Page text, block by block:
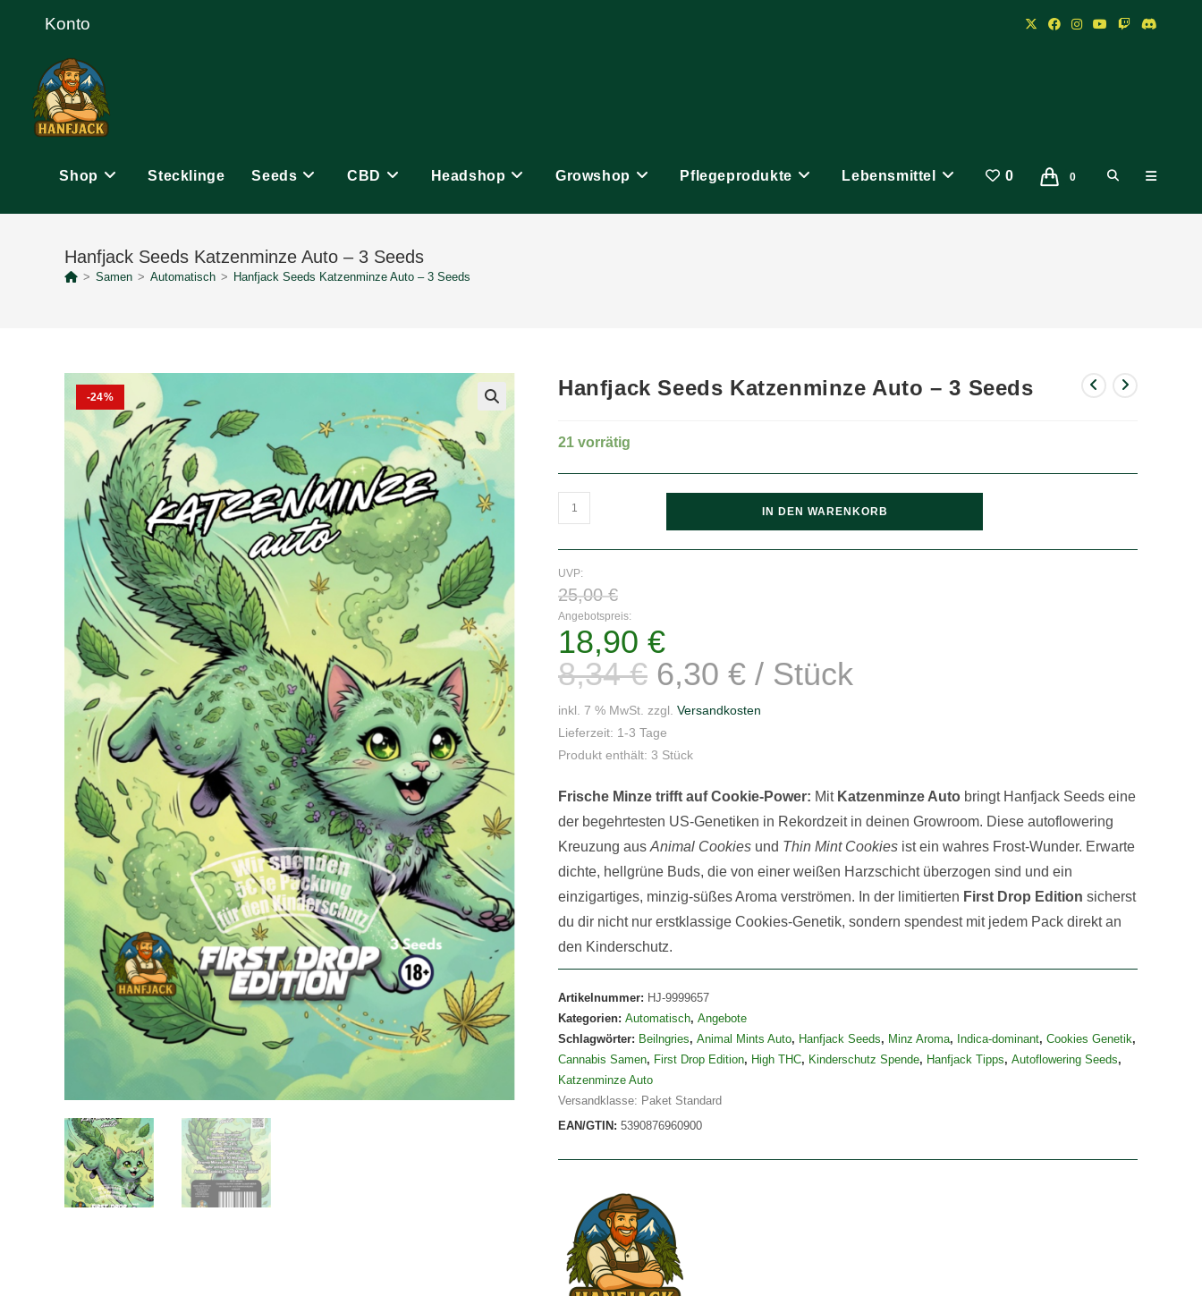
Konto
Shop Stecklinge Seeds CBD Headshop Growshop Pflegeprodukte Lebensmittel 0 0 Website-
Hanfjack Seeds Katzenminze Auto – 3 Seeds
> Samen > Automatisch > Hanfjack Seeds Katzenminze Auto – 3 Seeds
-24% Hanfjack Seeds Katzenminze Auto – 3 Seeds
21 vorrätig
Hanfjack
Seeds
Katzenminze
Auto
-
3
Seeds
IN DEN WARENKORB
UVP:
25,00€Preis
25,00 €
Angebotspreis:
18,90 €Aktueller
18,90 €.
8,34€ 6,30 € / Stück
inkl. 7 % MwSt. zzgl. Versandkosten
Lieferzeit: 1-3 Tage
Produkt enthält: 3 Stück
Frische Minze trifft auf Cookie-Power: Mit Katzenminze Auto bringt Hanfjack Seeds eine
der begehrtesten US-Genetiken in Rekordzeit in deinen Growroom. Diese autoflowering
Kreuzung aus Animal Cookies und Thin Mint Cookies ist ein wahres Frost-Wunder. Erwarte
dichte, hellgrüne Buds, die von einer weißen Harzschicht überzogen sind und ein
einzigartiges, minzig-süßes Aroma verströmen. In der limitierten First Drop Edition sicherst
du dir nicht nur erstklassige Cookies-Genetik, sondern spendest mit jedem Pack direkt an
den Kinderschutz.
Artikelnummer: HJ-9999657
Kategorien: Automatisch, Angebote
Schlagwörter: Beilngries, Animal Mints Auto, Hanfjack Seeds, Minz Aroma, Indica-dominant, Cookies Genetik,
Cannabis Samen, First Drop Edition, High THC, Kinderschutz Spende, Hanfjack Tipps, Autoflowering Seeds,
Katzenminze Auto
Versandklasse: Paket Standard
EAN/GTIN: 5390876960900